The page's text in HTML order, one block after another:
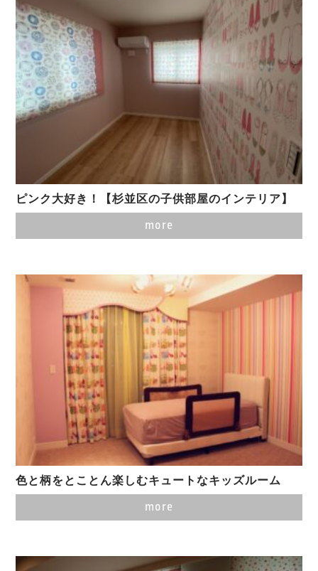
ピンク大好き！【杉並区の子供部屋のインテリア】
more
色と柄をとことん楽しむキュートなキッズルーム
more